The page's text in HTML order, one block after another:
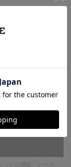
ジュビロ磐田 ピカチュ